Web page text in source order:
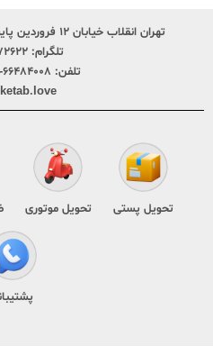
تهران انقلاب خیابان ۱۲ فروردین پایین تر از وحید نظری پلاک ۲۴۹
تلگرام:
تلفن: ۶۶۴۸۴۰۰۸-۰۲۱ (۲۰ خط)
تحویل پستی تحویل موتوری